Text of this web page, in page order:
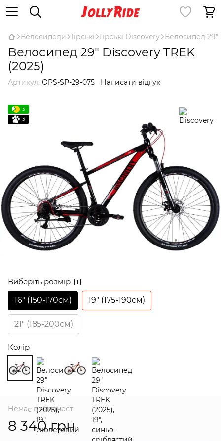
Велосипеди Гірські Гірські Discovery Велосипед 29"
Велосипед 29" Discovery TREK
(2025)
Артикул: OPS-SP-29-075 Написати відгук
3
3
Виберіть розмір
16″ (150-170см)
19″ (175-190см)
21″ (185-200см)
Колір
Немає в наявності
8 340 грн